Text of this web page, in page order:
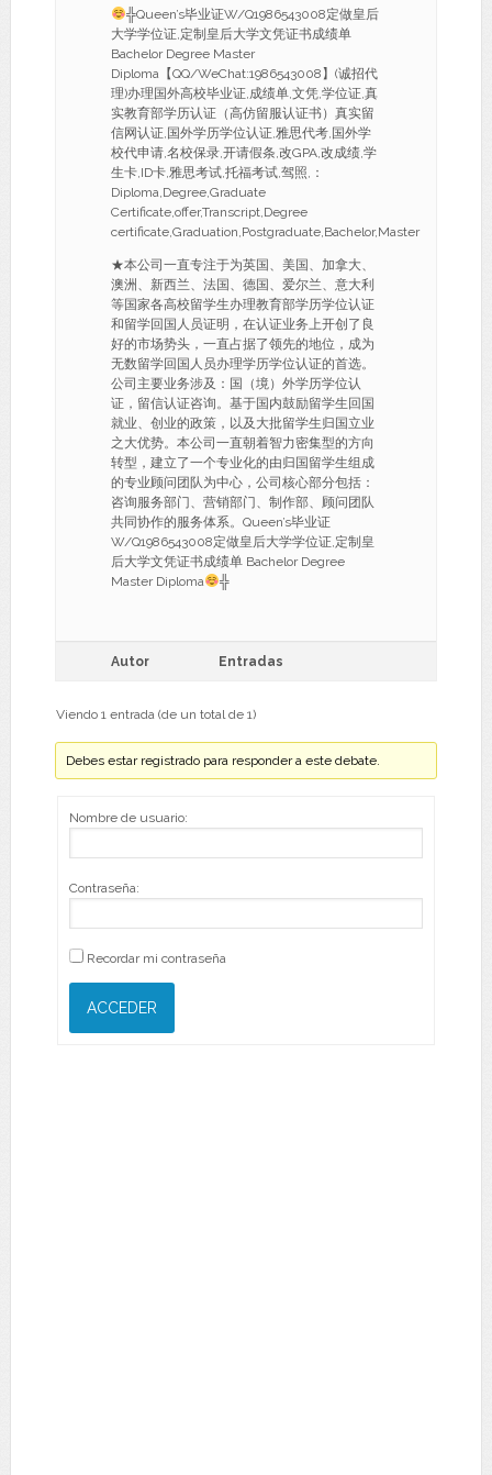
╬Queen’s毕业证W/Q1986543008定做皇后
大学学位证,定制皇后大学文凭证书成绩单
Bachelor Degree Master
Diploma【QQ/WeChat:1986543008】(诚招代
理)办理国外高校毕业证,成绩单,文凭,学位证,真
实教育部学历认证（高仿留服认证书）真实留
信网认证,国外学历学位认证,雅思代考,国外学
校代申请,名校保录,开请假条,改GPA,改成绩,学
生卡,ID卡,雅思考试,托福考试,驾照,：
Diploma,Degree,Graduate
Certificate,offer,Transcript,Degree
certificate,Graduation,Postgraduate,Bachelor,Master
★本公司一直专注于为英国、美国、加拿大、
澳洲、新西兰、法国、德国、爱尔兰、意大利
等国家各高校留学生办理教育部学历学位认证
和留学回国人员证明，在认证业务上开创了良
好的市场势头，一直占据了领先的地位，成为
无数留学回国人员办理学历学位认证的首选。
公司主要业务涉及：国（境）外学历学位认
证，留信认证咨询。基于国内鼓励留学生回国
就业、创业的政策，以及大批留学生归国立业
之大优势。本公司一直朝着智力密集型的方向
转型，建立了一个专业化的由归国留学生组成
的专业顾问团队为中心，公司核心部分包括：
咨询服务部门、营销部门、制作部、顾问团队
共同协作的服务体系。Queen’s毕业证
W/Q1986543008定做皇后大学学位证,定制皇
后大学文凭证书成绩单 Bachelor Degree
Master Diploma
╬
Autor Entradas
Viendo 1 entrada (de un total de 1)
Debes estar registrado para responder a este debate.
Nombre de usuario:
Contraseña:
Recordar mi contraseña
ACCEDER